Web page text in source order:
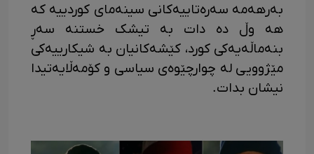
بەرهەمە سەرەتاییەکانی سینەمای کوردییه که
هه وڵ ده دات به تیشک خستنه سە­ڕ
بنەماڵەیەکی کورد، کێشەکانیان بە شیکارییەکی
مێژوویی لە چوارچێوەی سیاسی و کۆمەڵایەتیدا
نیشان بدات.